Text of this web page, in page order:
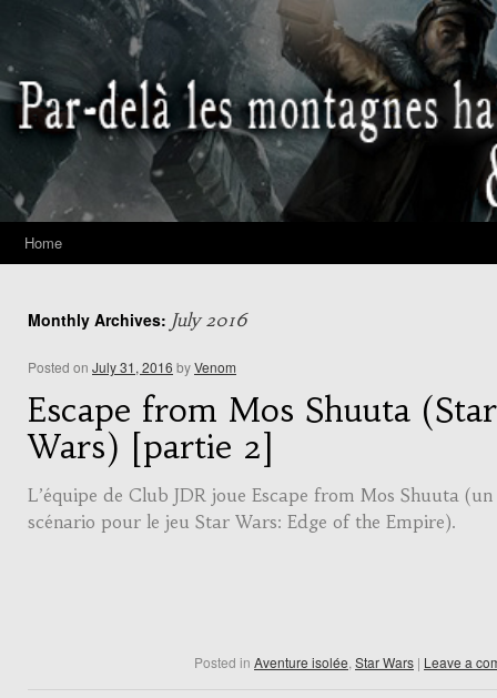
Home
Monthly Archives: July 2016
Posted on July 31, 2016 byVenom
Escape from Mos Shuuta (Star
Wars) [partie 2]
L’équipe de Club JDR joue Escape from Mos Shuuta (un
scénario pour le jeu Star Wars: Edge of the Empire).
Posted in Aventure isolée Star Wars | Leave a